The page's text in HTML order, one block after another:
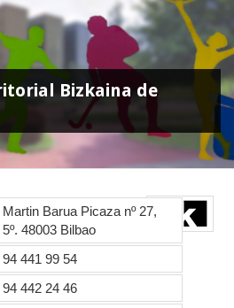
Bizkaina de
Martin Barua Picaza nº 27,
5º. 48003 Bilbao
94 441 99 54
94 442 24 46